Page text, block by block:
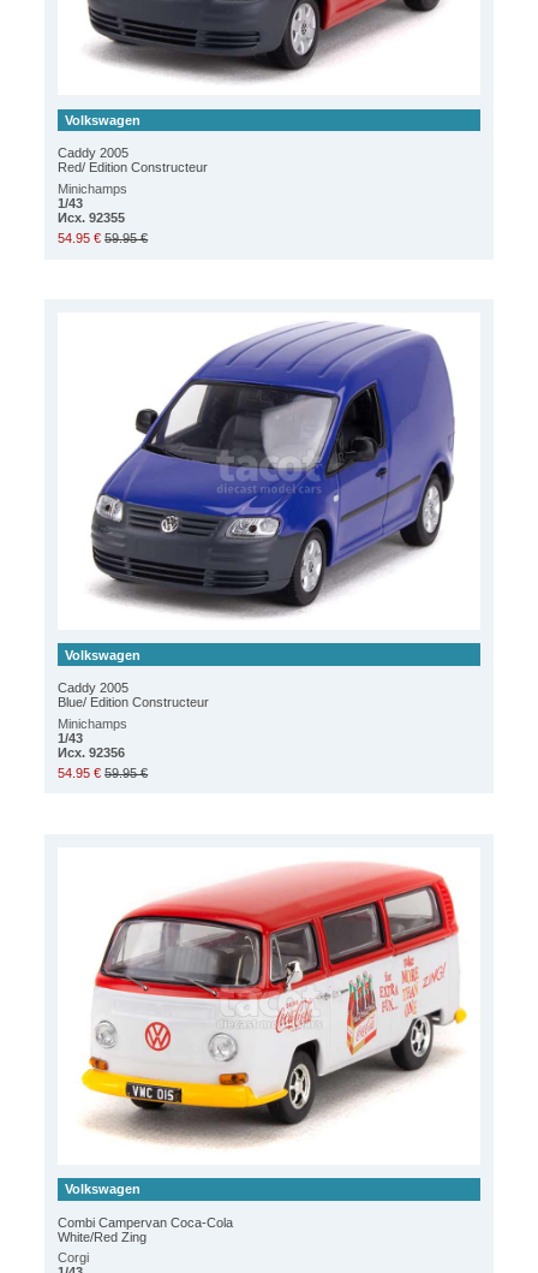
Volkswagen
Caddy 2005
Red/ Edition Constructeur
Minichamps
1/43
Исх. 92355
54.95 € 59.95 €
Volkswagen
Caddy 2005
Blue/ Edition Constructeur
Minichamps
1/43
Исх. 92356
54.95 € 59.95 €
Volkswagen
Combi Campervan Coca-Cola
White/Red Zing
Corgi